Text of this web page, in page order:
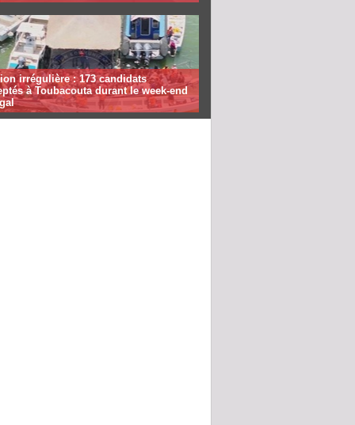
irrégulière : 173 candidats
à Toubacouta durant le week-end